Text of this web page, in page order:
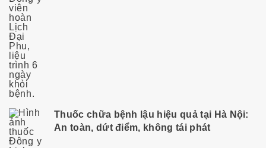
Thuốc chữa bệnh lậu hiệu quả tại Hà Nội:
An toàn, dứt điểm, không tái phát